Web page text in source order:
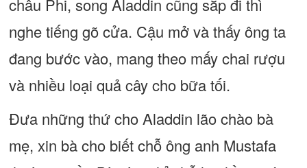
châu Phi, song Aladdin cũng sắp đi thì
nghe tiếng gõ cửa. Cậu mở và thấy ông ta
đang bước vào, mang theo mấy chai rượu
và nhiều loại quả cây cho bữa tối.
Đưa những thứ cho Aladdin lão chào bà
mẹ, xin bà cho biết chỗ ông anh Mustafa